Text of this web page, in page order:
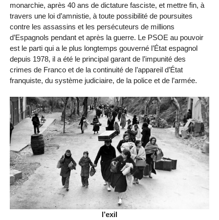
monarchie, après 40 ans de dictature fasciste, et mettre fin, à
travers une loi d’amnistie, à toute possibilité de poursuites
contre les assassins et les persécuteurs de millions
d’Espagnols pendant et après la guerre. Le PSOE au pouvoir
est le parti qui a le plus longtemps gouverné l’État espagnol
depuis 1978, il a été le principal garant de l’impunité des
crimes de Franco et de la continuité de l’appareil d’État
franquiste, du système judiciaire, de la police et de l’armée.
l’exil